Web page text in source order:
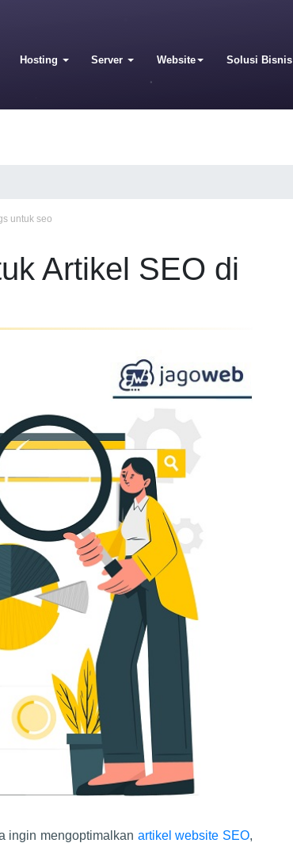
Hosting Server Website Solusi Bisnis
untuk seo
Artikel SEO di
ingin mengoptimalkan artikel website SEO,